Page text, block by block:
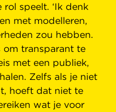
speelt. ‘Ik denk
met modelleren,
zou hebben.
om transparant te
met een publiek,
Zelfs als je niet
hoeft dat niet te
wat je voor